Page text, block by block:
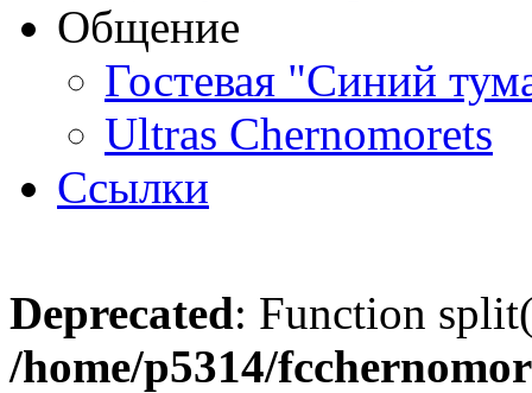
Общение
Гостевая "Синий
Ultras Chernomorets
Ссылки
Deprecated: Function
/home/p5314/